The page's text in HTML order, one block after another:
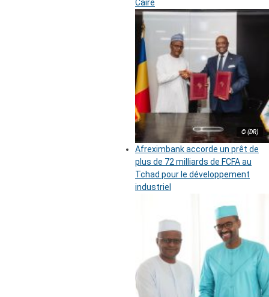
Caire
© (DR)
Afreximbank accorde un prêt de
plus de 72 milliards de FCFA au
Tchad pour le développement
industriel